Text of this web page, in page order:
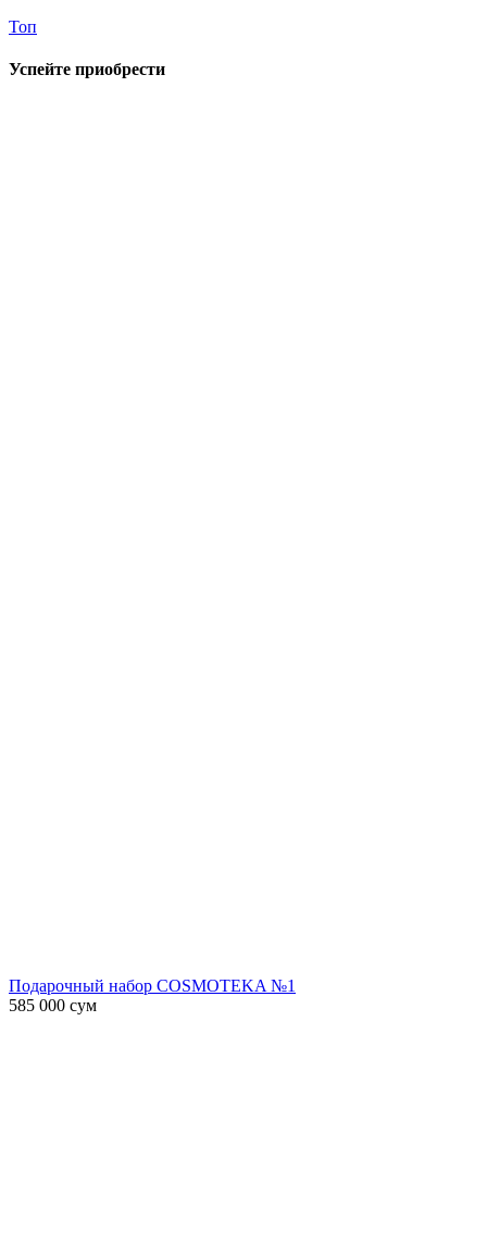
Топ
Успейте приобрести
Подарочный набор COSMOTEKA №1
585 000 сум